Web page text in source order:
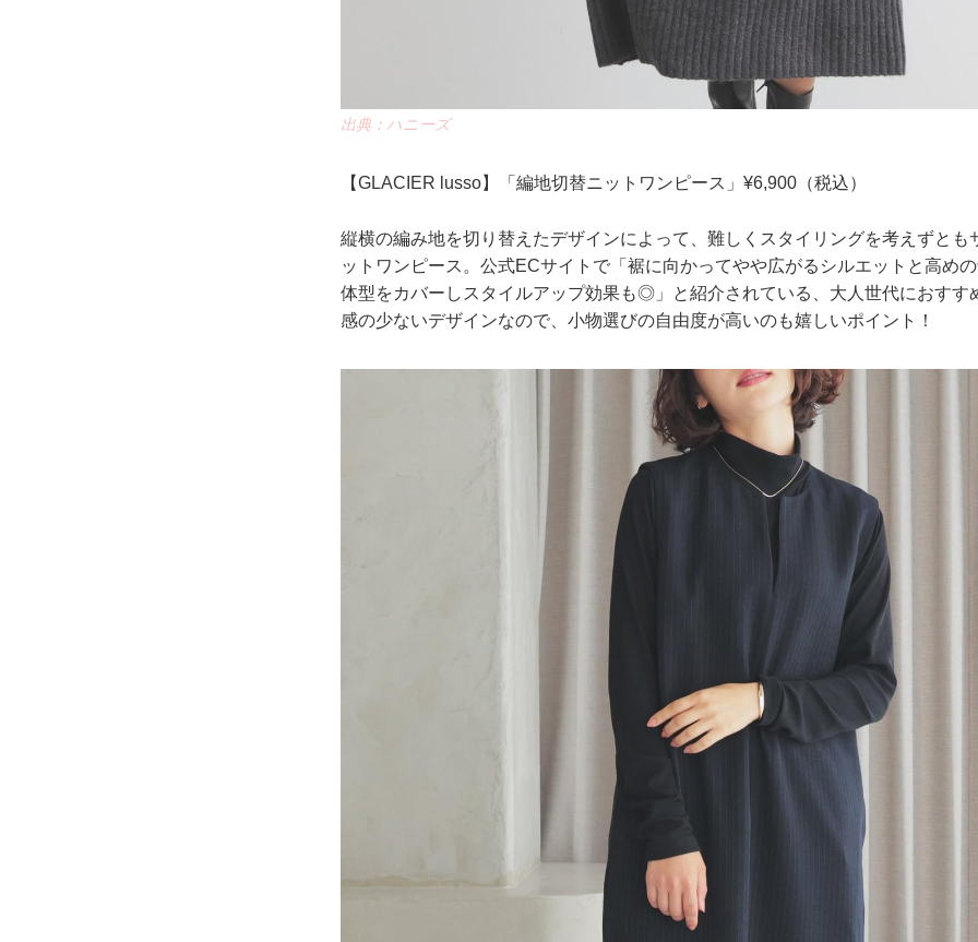
出典：ハニーズ
【GLACIER lusso】「編地切替ニットワンピース」¥6,900（税込）
縦横の編み地を切り替えたデザインによって、難しくスタイリングを考えずとも
ットワンピース。公式ECサイトで「裾に向かってやや広がるシルエットと高め
体型をカバーしスタイルアップ効果も◎」と紹介されている、大人世代におすす
感の少ないデザインなので、小物選びの自由度が高いのも嬉しいポイント！